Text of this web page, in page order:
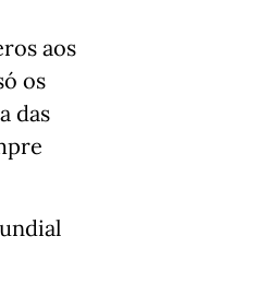
aos
os
das